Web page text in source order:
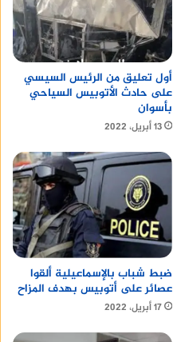
أول تعليق من الرئيس السيسي
على حادث الأتوبيس السياحي
بأسوان
13 أبريل، 2022
ضبط شباب بالإسماعيلية ألقوا
عصائر على أتوبيس بهدف المزاح
17 أبريل، 2022